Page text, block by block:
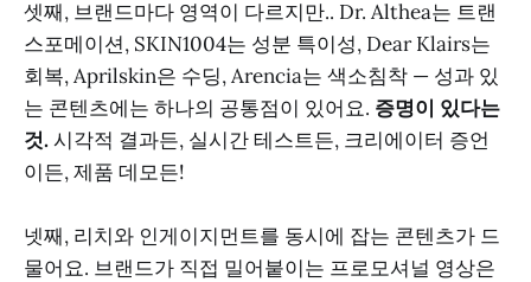
셋째, 브랜드마다 영역이 다르지만.. Dr. Althea는 트랜
스포메이션, SKIN1004는 성분 특이성, Dear Klairs는
회복, Aprilskin은 수딩, Arencia는 색소침착 — 성과 있
는 콘텐츠에는 하나의 공통점이 있어요. 증명이 있다는
것.시각적 결과든, 실시간 테스트든, 크리에이터 증언
이든, 제품 데모든!
넷째, 리치와 인게이지먼트를 동시에 잡는 콘텐츠가 드
물어요. 브랜드가 직접 밀어붙이는 프로모셔널 영상은